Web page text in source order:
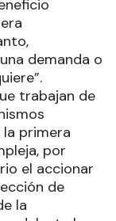
demanda o
trabajan de
la primera
por
el accionar
de
la